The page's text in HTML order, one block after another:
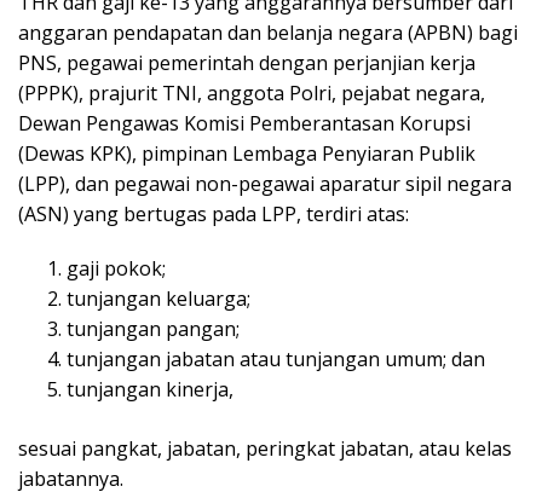
anggaran pendapatan dan belanja negara (APBN) bagi
PNS, pegawai pemerintah dengan perjanjian kerja
(PPPK), prajurit TNI, anggota Polri, pejabat negara,
Dewan Pengawas Komisi Pemberantasan Korupsi
(Dewas KPK), pimpinan Lembaga Penyiaran Publik
(LPP), dan pegawai non-pegawai aparatur sipil negara
(ASN) yang bertugas pada LPP, terdiri atas:
gaji pokok;
tunjangan keluarga;
tunjangan pangan;
tunjangan jabatan atau tunjangan umum; dan
tunjangan kinerja,
sesuai pangkat, jabatan, peringkat jabatan, atau kelas
jabatannya.